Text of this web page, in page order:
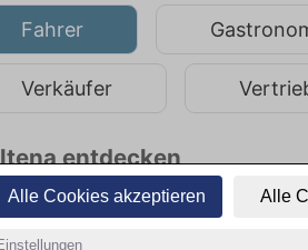
Alle Cookies akzeptieren Alle
Fahrer
Verkäufer
entdecken
die aktuellsten Angebote. Entdecken